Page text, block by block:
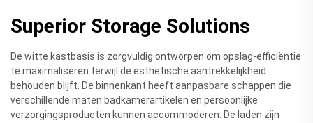
Superior Storage Solutions
De witte kastbasis is zorgvuldig ontworpen om opslag-efficiëntie
te maximaliseren terwijl de esthetische aantrekkelijkheid
behouden blijft. De binnenkant heeft aanpasbare schappen die
verschillende maten badkamerartikelen en persoonlijke
verzorgingsproducten kunnen accommoderen. De laden zijn